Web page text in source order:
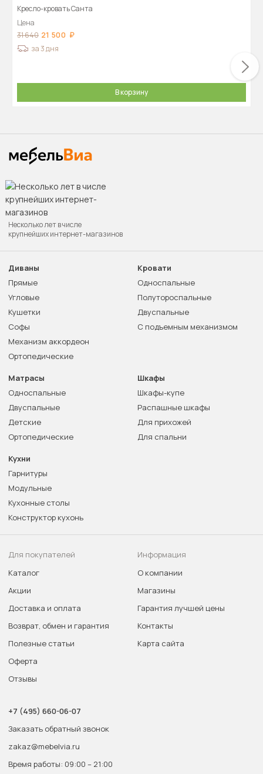
Кресло-кровать Санта
Цена
31 640 21 500
за 3 дня
В корзину
Несколько лет в числе
крупнейших интернет-магазинов
Диваны
Прямые
Угловые
Кушетки
Софы
Механизм аккордеон
Ортопедические
Кровати
Односпальные
Полутороспальные
Двуспальные
С подъемным механизмом
Матрасы
Односпальные
Двуспальные
Детские
Ортопедические
Шкафы
Шкафы-купе
Распашные шкафы
Для прихожей
Для спальни
Кухни
Гарнитуры
Модульные
Кухонные столы
Конструктор кухонь
Для покупателей
Каталог
Акции
Доставка и оплата
Возврат, обмен и гарантия
Полезные статьи
Оферта
Отзывы
Информация
О компании
Магазины
Гарантия лучшей цены
Контакты
Карта сайта
+7 (495) 660-06-07
Заказать обратный звонок
zakaz@mebelvia.ru
Время работы: 09:00 – 21:00